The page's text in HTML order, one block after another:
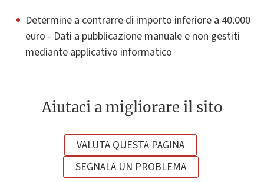
Determine a contrarre di importo inferiore a 40.000
euro - Dati a pubblicazione manuale e non gestiti
mediante applicativo informatico
Aiutaci a migliorare il sito
VALUTA QUESTA PAGINA
SEGNALA UN PROBLEMA